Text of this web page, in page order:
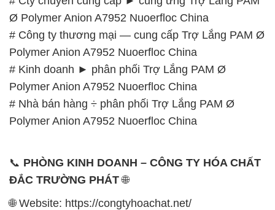
Ø Polymer Anion A7952 Nuoerfloc China
# Công ty thương mại — cung cấp Trợ Lắng PAM Ø
Polymer Anion A7952 Nuoerfloc China
# Kinh doanh ► phân phối Trợ Lắng PAM Ø
Polymer Anion A7952 Nuoerfloc China
# Nhà bán hàng ÷ phân phối Trợ Lắng PAM Ø
Polymer Anion A7952 Nuoerfloc China
📞 PHÒNG KINH DOANH – CÔNG TY HÓA CHẤT
ĐẮC TRƯỜNG PHÁT🌐
🌐 Website: https://congtyhoachat.net/